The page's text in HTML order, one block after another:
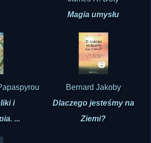
i
...
Bernard Jakoby
Dlaczego jesteśmy na
Ziemi?